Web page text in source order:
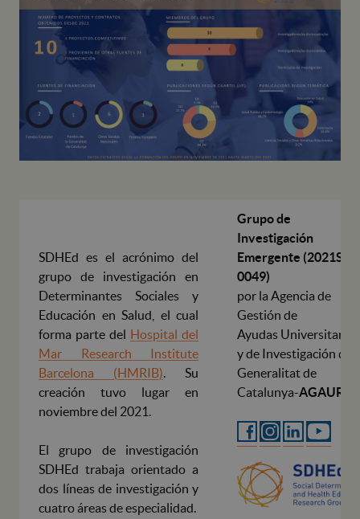
SDHEd es el acrónimo del
grupo de investigación en
Determinantes Sociales y
Educación en Salud, el cual
forma parte del Hospital del
Mar Research Institute
Barcelona (HMRIB) . Su
creación tuvo lugar en
noviembre del 2021.
El grupo de investigación
SDHEd trabaja orientado a
dos líneas de investigación y
cuatro áreas de especialidad.
Grupo de
Investigación
Emergente (2021
0049)
por la Agencia de
Gestión de
Ayudas Universitarias
y de Investigación de
Generalitat de
Catalunya-AGAUR